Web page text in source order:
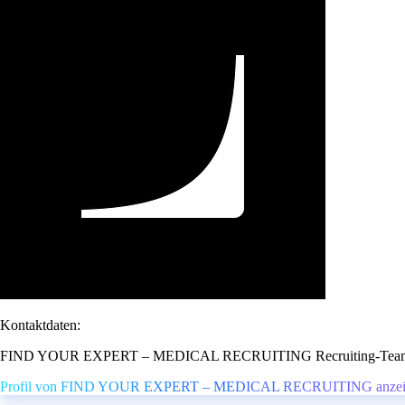
Kontaktdaten:
FIND YOUR EXPERT – MEDICAL RECRUITING Recruiting-
Profil von FIND YOUR EXPERT – MEDICAL RECRUITING